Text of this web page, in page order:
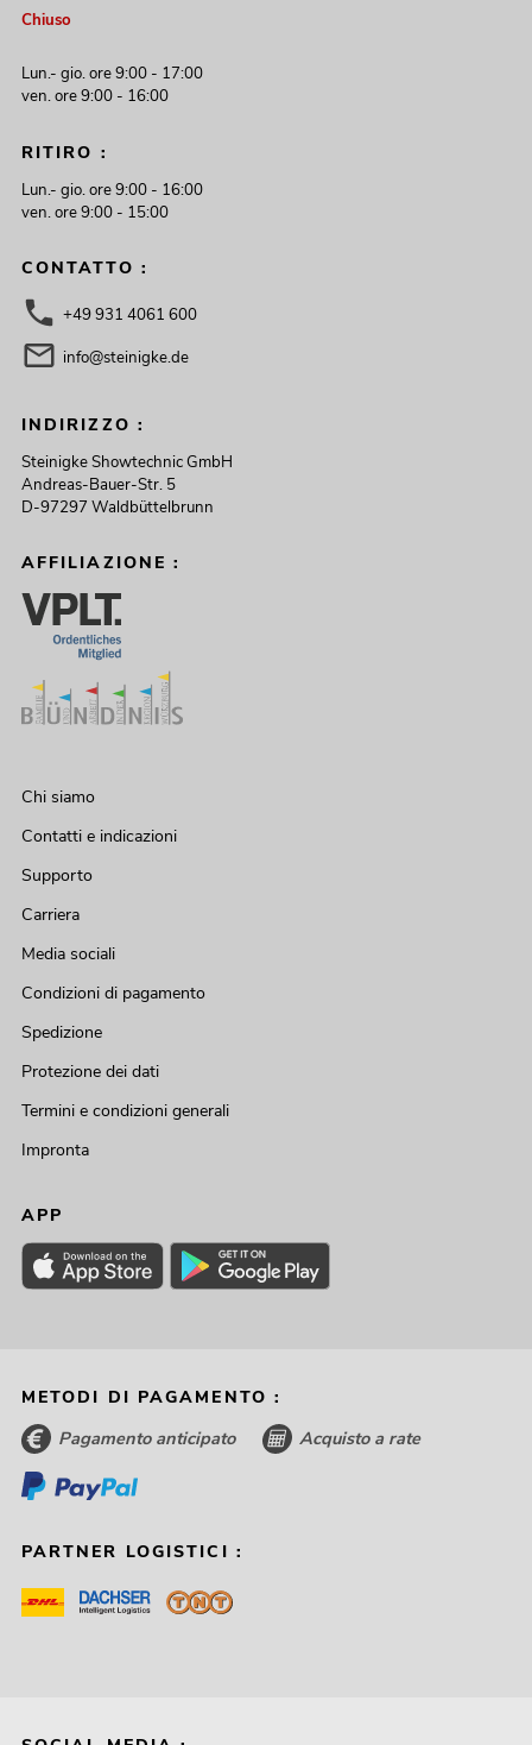
Chiuso
Lun.- gio. ore 9:00 - 17:00
ven. ore 9:00 - 16:00
RITIRO :
Lun.- gio. ore 9:00 - 16:00
ven. ore 9:00 - 15:00
CONTATTO :
+49 931 4061 600
info@steinigke.de
INDIRIZZO :
Steinigke Showtechnic GmbH
Andreas-Bauer-Str. 5
D-97297 Waldbüttelbrunn
AFFILIAZIONE :
Chi siamo
Contatti e indicazioni
Supporto
Carriera
Media sociali
Condizioni di pagamento
Spedizione
Protezione dei dati
Termini e condizioni generali
Impronta
APP
METODI DI PAGAMENTO :
Pagamento anticipato Acquisto a rate
PARTNER LOGISTICI :